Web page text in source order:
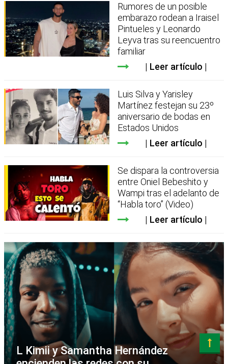
Rumores de un posible
embarazo rodean a Iraisel
Pintueles y Leonardo
Leyva tras su reencuentro
familiar
Leer artículo
Luis Silva y Yarisley
Martínez festejan su 23º
aniversario de bodas en
Estados Unidos
Leer artículo
Se dispara la controversia
entre Oniel Bebeshito y
Wampi tras el adelanto de
“Habla toro” (Video)
Leer artículo
L Kimii y Samantha Hernández